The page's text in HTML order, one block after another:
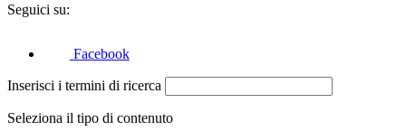
Seguici su:
Facebook
Inserisci i termini di ricerca
Seleziona il tipo di contenuto